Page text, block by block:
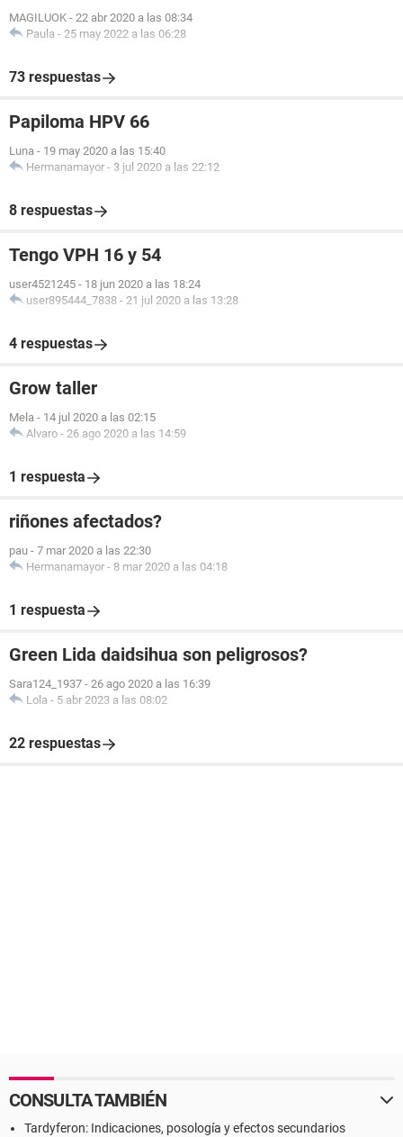
MAGILUOK - 22 abr 2020 a las 08:34
Paula - 25 may 2022 a las 06:28
73 respuestas
Papiloma HPV 66
Luna - 19 may 2020 a las 15:40
Hermanamayor - 3 jul 2020 a las 22:12
8 respuestas
Tengo VPH 16 y 54
user4521245 - 18 jun 2020 a las 18:24
user895444_7838 - 21 jul 2020 a las 13:28
4 respuestas
Grow taller
Mela - 14 jul 2020 a las 02:15
Alvaro - 26 ago 2020 a las 14:59
1 respuesta
riñones afectados?
pau - 7 mar 2020 a las 22:30
Hermanamayor - 8 mar 2020 a las 04:18
1 respuesta
Green Lida daidsihua son peligrosos?
Sara124_1937 - 26 ago 2020 a las 16:39
Lola - 5 abr 2023 a las 08:02
22 respuestas
CONSULTA TAMBIÉN
Tardyferon: Indicaciones, posología y efectos secundarios